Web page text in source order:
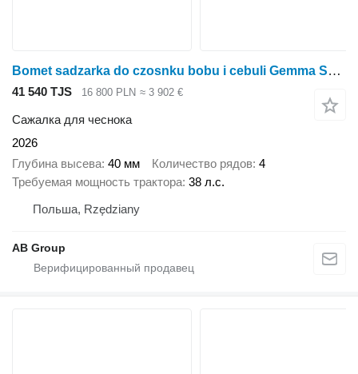
Bomet sadzarka do czosnku bobu i cebuli Gemma S290/1
41 540 TJS 16 800 PLN ≈ 3 902 €
Сажалка для чеснока
2026
Глубина высева 40 мм Количество рядов 4
Требуемая мощность трактора 38 л.с.
Польша, Rzędziany
AB Group